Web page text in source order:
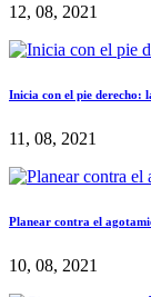
12, 08, 2021
Inicia con el pie derecho:
11, 08, 2021
Planear contra el
10, 08, 2021